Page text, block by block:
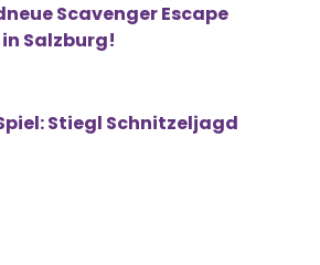
Scavenger Escape
Salzburg!
Stiegl Schnitzeljagd